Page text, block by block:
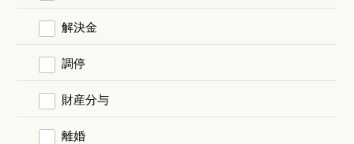
解決金
調停
財産分与
離婚